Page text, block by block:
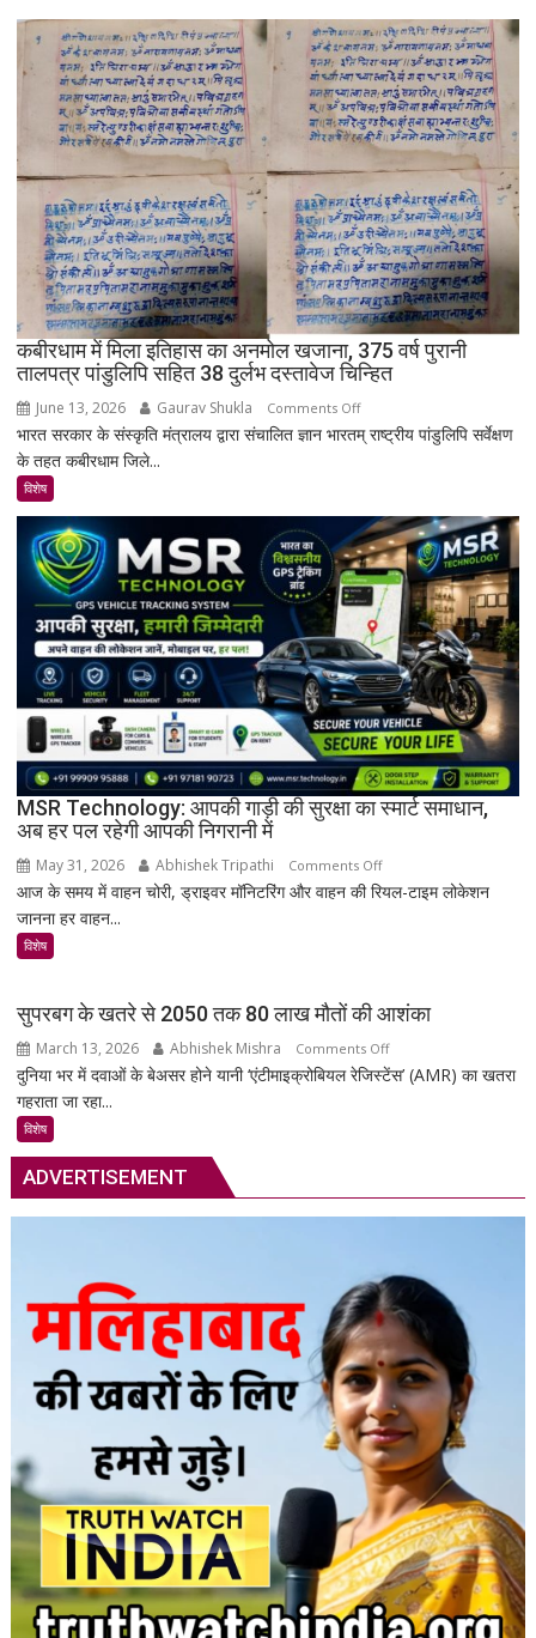
गाँव!
200
साल
बाद
भी
क्यों
बसा
राजस्थान
का
सबसे
रहस्यमयी
गांव?
कबीरधाम में मिला इतिहास का अनमोल खजाना, 375 वर्ष पुरानी
तालपत्र पांडुलिपि सहित 38 दुर्लभ दस्तावेज चिन्हित
June 13, 2026 Gaurav Shukla Comments Offon
कबीरधाम
का
अनमोल
खजाना,
375
वर्ष
पुरानी
तालपत्र
पांडुलिपि
सहित
38
दुर्लभ
भारत सरकार के संस्कृति मंत्रालय द्वारा संचालित ज्ञान भारतम् राष्ट्रीय पांडुलिपि सर्वेक्षण
के तहत कबीरधाम जिले...
विशेष
MSR Technology: आपकी गाड़ी की सुरक्षा का स्मार्ट समाधान,
अब हर पल रहेगी आपकी निगरानी में
May 31, 2026 Abhishek Tripathi Comments Offon
MSR
सुरक्षा
का
स्मार्ट
में
आज के समय में वाहन चोरी, ड्राइवर मॉनिटरिंग और वाहन की रियल-टाइम लोकेशन
जानना हर वाहन...
विशेष
सुपरबग के खतरे से 2050 तक 80 लाख मौतों की आशंका
March 13, 2026 Abhishek Mishra Comments Offon
सुपरबग
मौतों
की
आशंका
दुनिया भर में दवाओं के बेअसर होने यानी ‘एंटीमाइक्रोबियल रेजिस्टेंस’ (AMR) का खतरा
गहराता जा रहा...
विशेष
ADVERTISEMENT